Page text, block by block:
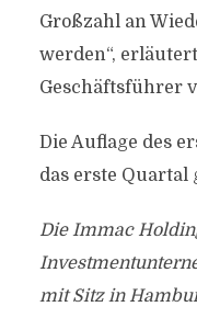
Großzahl an
werden“,
Geschäftsführer
Die Auflage des
das erste Quartal
Die Immac
mit Sitz in